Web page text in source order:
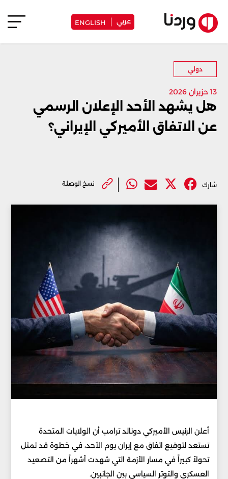
عربي ENGLISH
دولي
13 حزيران 2026
هل يشهد الأحد الإعلان الرسمي
عن الاتفاق الأميركي الإيراني؟
شارك نسخ الوصلة
أعلن الرئيس الأميركي دونالد ترامب أن الولايات المتحدة
تستعد لتوقيع اتفاق مع إيران يوم الأحد، في خطوة قد تمثل
تحولاً كبيراً في مسار الأزمة التي شهدت أشهراً من التصعيد
العسكري والتوتر السياسي بين الجانبين.